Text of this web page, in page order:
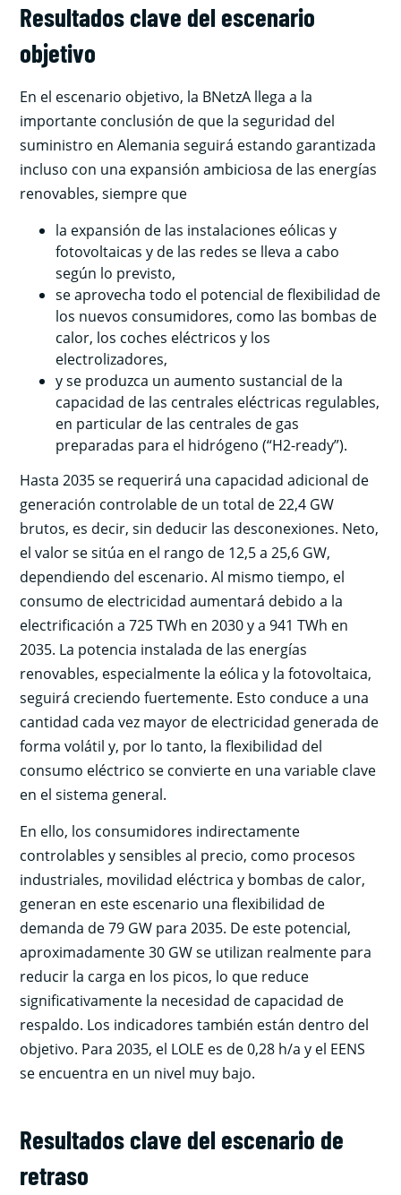
Resultados clave del escenario
objetivo
En el escenario objetivo, la BNetzA llega a la
importante conclusión de que la seguridad del
suministro en Alemania seguirá estando garantizada
incluso con una expansión ambiciosa de las energías
renovables, siempre que
la expansión de las instalaciones eólicas y
fotovoltaicas y de las redes se lleva a cabo
según lo previsto,
se aprovecha todo el potencial de flexibilidad de
los nuevos consumidores, como las bombas de
calor, los coches eléctricos y los
electrolizadores,
y se produzca un aumento sustancial de la
capacidad de las centrales eléctricas regulables,
en particular de las centrales de gas
preparadas para el hidrógeno (“H2-ready”).
Hasta 2035 se requerirá una capacidad adicional de
generación controlable de un total de 22,4 GW
brutos, es decir, sin deducir las desconexiones. Neto,
el valor se sitúa en el rango de 12,5 a 25,6 GW,
dependiendo del escenario. Al mismo tiempo, el
consumo de electricidad aumentará debido a la
electrificación a 725 TWh en 2030 y a 941 TWh en
2035. La potencia instalada de las energías
renovables, especialmente la eólica y la fotovoltaica,
seguirá creciendo fuertemente. Esto conduce a una
cantidad cada vez mayor de electricidad generada de
forma volátil y, por lo tanto, la flexibilidad del
consumo eléctrico se convierte en una variable clave
en el sistema general.
En ello, los consumidores indirectamente
controlables y sensibles al precio, como procesos
industriales, movilidad eléctrica y bombas de calor,
generan en este escenario una flexibilidad de
demanda de 79 GW para 2035. De este potencial,
aproximadamente 30 GW se utilizan realmente para
reducir la carga en los picos, lo que reduce
significativamente la necesidad de capacidad de
respaldo. Los indicadores también están dentro del
objetivo. Para 2035, el LOLE es de 0,28 h/a y el EENS
se encuentra en un nivel muy bajo.
Resultados clave del escenario de
retraso